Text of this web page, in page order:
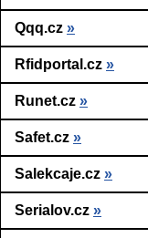
Qqq.cz »
Rfidportal.cz »
Runet.cz »
Safet.cz »
Salekcaje.cz »
Serialov.cz »